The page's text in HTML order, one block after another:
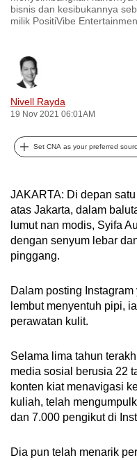
bisnis dan kesibukannya
milik PositiVibe
Nivell Rayda
19 Nov 2021 06:01AM
Set CNA as your preferred
JAKARTA: Di depan
atas Jakarta, dalam
lumut nan modis, Syifa
dengan senyum lebar
pinggang.
Dalam posting
lembut menyentuh pipi,
perawatan kulit.
Selama lima tahun
media sosial berusia 22
konten kiat menavigasi
kuliah, telah
dan 7.000 pengikut di
Dia pun telah menarik
fast,
secure
the
best
it
can
be.
continue,
upgrade
to
a
supported
or,
for
the
experience,
download
the
mobile